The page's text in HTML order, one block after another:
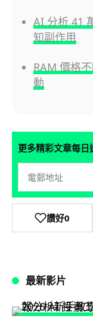
AI 分析 41
知副作用
RAM 價格
動
更多精彩文章每日
讚好0
最新影片